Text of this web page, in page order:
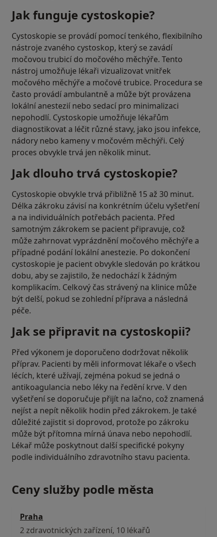
Jak funguje cystoskopie?
Cystoskopie se provádí pomocí tenkého, flexibilního
nástroje zvaného cystoskop, který se zavádí
močovou trubicí do močového měchýře. Tento
nástroj umožňuje lékaři vizualizovat vnitřek
močového měchýře a močové trubice. Procedura se
často provádí ambulantně a může být provázena
lokální anestezií nebo sedací pro minimalizaci
nepohodlí. Cystoskopie umožňuje lékařům
diagnostikovat a léčit různé stavy, jako jsou infekce,
nádory nebo kameny v močovém měchýři. Celý
proces obvykle trvá jen několik minut.
Jak dlouho trvá cystoskopie?
Cystoskopie obvykle trvá přibližně 15 až 30 minut.
Délka zákroku závisí na konkrétním účelu vyšetření
a na individuálních potřebách pacienta. Před
samotným zákrokem se pacient připravuje, což
může zahrnovat vyprázdnění močového měchýře a
případné podání lokální anestezie. Po dokončení
cystoskopie je pacient obvykle sledován po krátkou
dobu, aby se zajistilo, že nedochází k žádným
komplikacím. Celkový čas strávený na klinice může
být delší, pokud se zohlední příprava a následná
péče.
Jak se připravit na cystoskopii?
Před výkonem je doporučeno dodržovat několik
příprav. Pacienti by měli informovat lékaře o všech
lécích, které užívají, zejména pokud se jedná o
antikoagulancia nebo léky na ředění krve. V den
vyšetření se doporučuje přijít na lačno, což znamená
nejíst a nepít několik hodin před zákrokem. Je také
důležité zajistit si doprovod, protože po zákroku
může být přítomna mírná únava nebo nepohodlí.
Lékař může poskytnout další specifické pokyny
podle individuálního zdravotního stavu pacienta.
Ceny služby podle města
Praha
2 zdravotnických zařízení, 10 lékařů